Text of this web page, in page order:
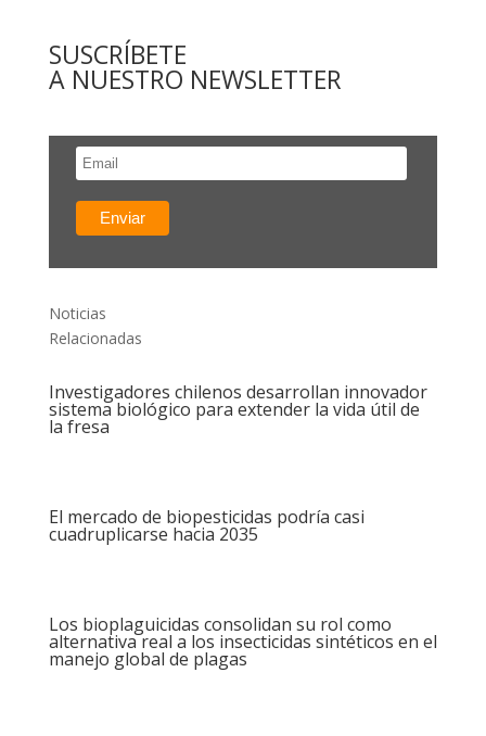
SUSCRÍBETE
A NUESTRO NEWSLETTER
Noticias
Relacionadas
Investigadores chilenos desarrollan innovador
sistema biológico para extender la vida útil de
la fresa
El mercado de biopesticidas podría casi
cuadruplicarse hacia 2035
Los bioplaguicidas consolidan su rol como
alternativa real a los insecticidas sintéticos en el
manejo global de plagas